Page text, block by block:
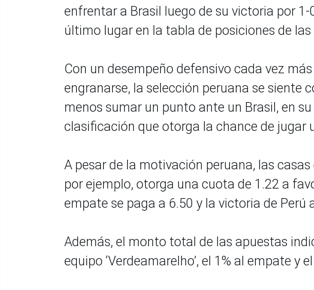
enfrentar a Brasil luego de su victoria por
último lugar en la tabla de posiciones de
Con un desempeño defensivo cada vez
engranarse, la selección peruana se siente
menos sumar un punto ante un Brasil, en
clasificación que otorga la chance de jugar
A pesar de la motivación peruana, las
por ejemplo, otorga una cuota de 1.22 a
empate se paga a 6.50 y la victoria de Perú
Además, el monto total de las apuestas
equipo ‘Verdeamarelho’, el 1% al empate y